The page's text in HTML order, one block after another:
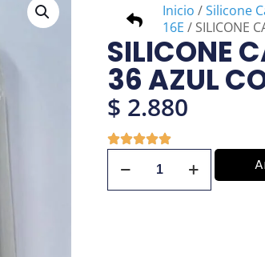
Inicio /Silicone
16E / SILICONE
SILICONE
36 AZUL
$ 2.880